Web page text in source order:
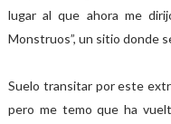
lugar al que ahora me
Monstruos”, un sitio donde
Suelo transitar por este
pero me temo que ha